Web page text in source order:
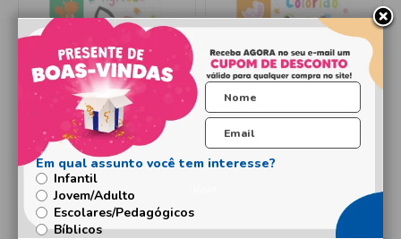
Livro Adesivos Floresta
agitada
Produto Indisponível
Livro Adesivos Jardim
colorido
Infantil
Jovem/Adulto
Escolares/Pedagógicos
Bíblicos